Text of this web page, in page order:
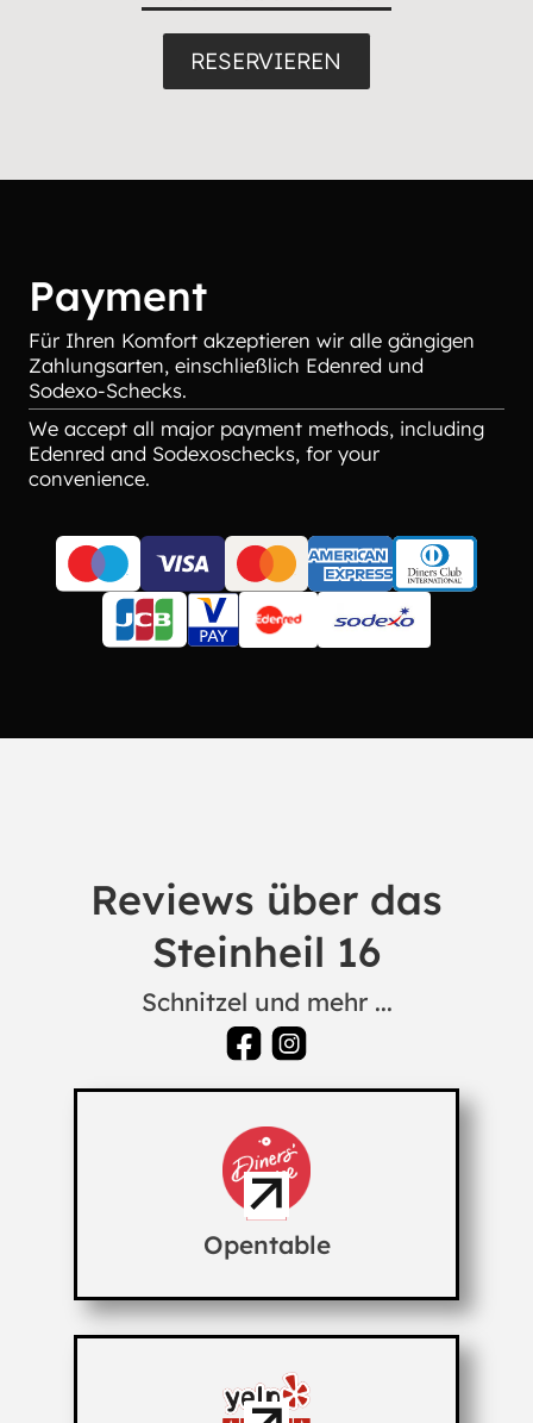
RESERVIEREN
Payment
Für Ihren Komfort akzeptieren wir alle gängigen
Zahlungsarten, einschließlich Edenred und
Sodexo-Schecks.
We accept all major payment methods, including
Edenred and Sodexoschecks, for your
convenience.
Reviews über das
Steinheil 16
Schnitzel und mehr ...
Opentable